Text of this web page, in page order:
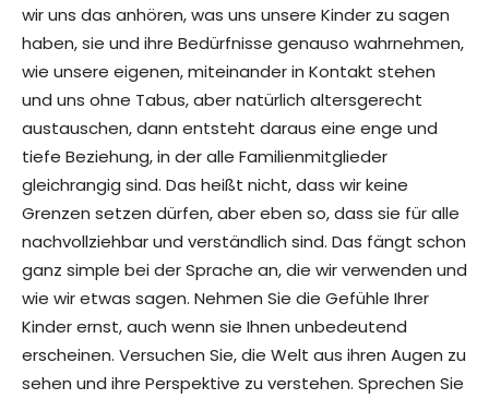
wir uns das anhören, was uns unsere Kinder zu sagen
haben, sie und ihre Bedürfnisse genauso wahrnehmen,
wie unsere eigenen, miteinander in Kontakt stehen
und uns ohne Tabus, aber natürlich altersgerecht
austauschen, dann entsteht daraus eine enge und
tiefe Beziehung, in der alle Familienmitglieder
gleichrangig sind. Das heißt nicht, dass wir keine
Grenzen setzen dürfen, aber eben so, dass sie für alle
nachvollziehbar und verständlich sind. Das fängt schon
ganz simple bei der Sprache an, die wir verwenden und
wie wir etwas sagen. Nehmen Sie die Gefühle Ihrer
Kinder ernst, auch wenn sie Ihnen unbedeutend
erscheinen. Versuchen Sie, die Welt aus ihren Augen zu
sehen und ihre Perspektive zu verstehen. Sprechen Sie